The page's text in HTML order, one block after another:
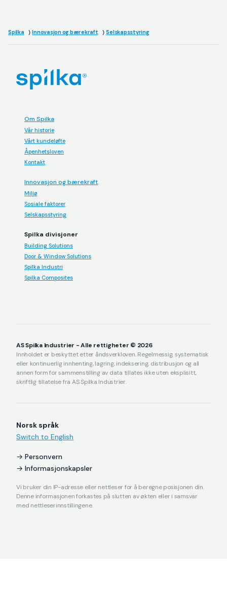
Spilka Innovasjon og bærekraft Selskapsstyring
Om Spilka
Vår historie
Vårt kundeløfte
Åpenhetsloven
Kontakt
Innovasjon og bærekraft
Miljø
Sosiale faktorer
Selskapsstyring
Spilka divisjoner
Building Solutions
Door & Window Solutions
Spilka Industri
Spilka Composites
AS Spilka Industrier - Alle rettigheter © 2026
Innholdet er beskyttet etter åndsverkloven. Regelmessig, systematisk
eller kontinuerlig innhenting, lagring, indeksering, distribusjon og all
annen form for sammenstilling av data tillates ikke uten eksplisitt,
skriftlig tillatelse fra AS Spilka Industrier.
Norsk språk
Switch to English
Personvern
Informasjonskapsler
Vi bruker din IP-adresse eller nettleser for å beregne posisjonen din.
Denne informasjonen forkastes på slutten av økten eller i samsvar
med nettleserinnstillingene.